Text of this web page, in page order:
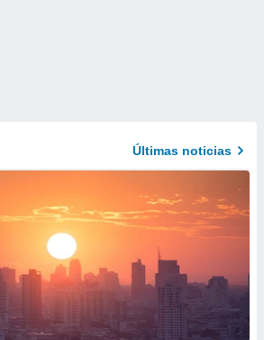
Últimas noticias